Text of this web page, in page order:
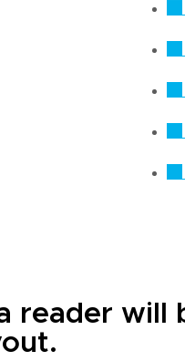
reader